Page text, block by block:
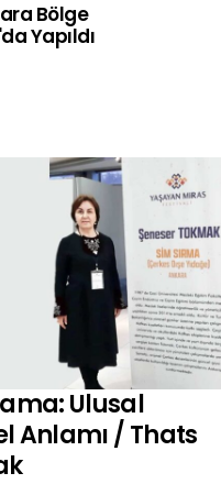
Bölge
Yapıldı
Ulusal
Anlamı / Thats